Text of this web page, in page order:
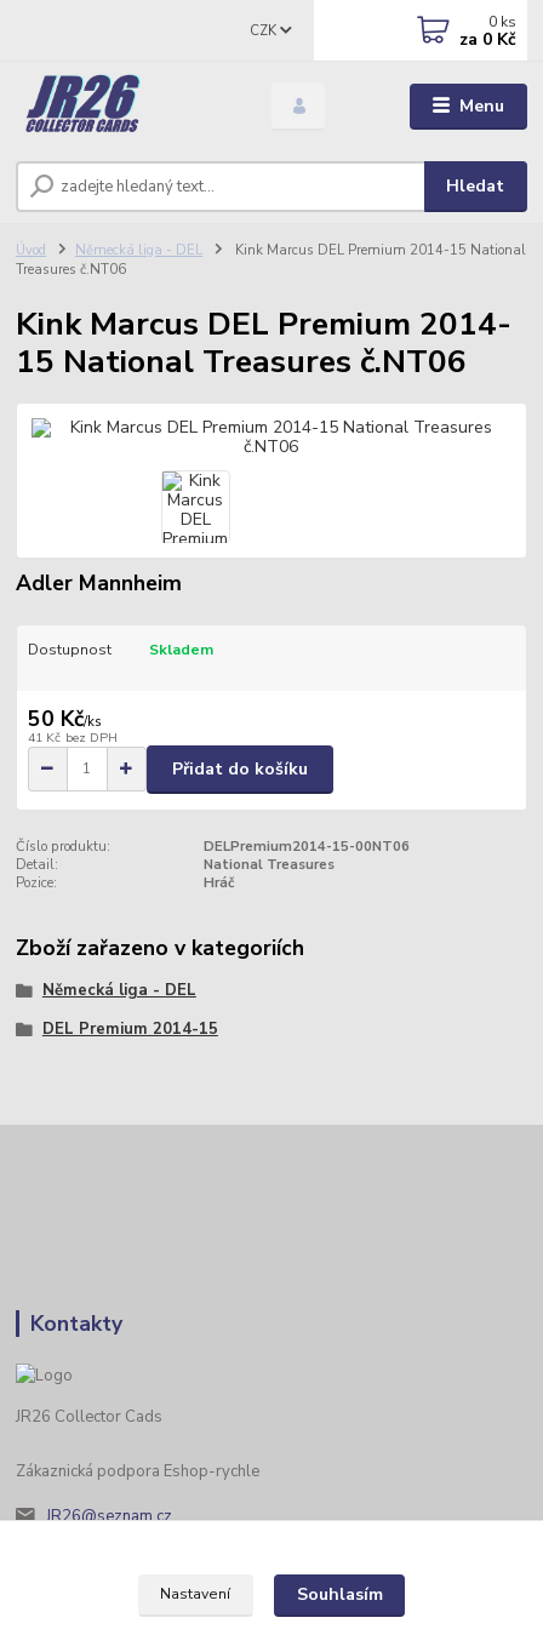
Menu
CZK
Hledat
0 ks
za 0 Kč
Úvod Německá liga - DEL
Kink Marcus DEL Premium 2014-15 National
Treasures č.NT06
Kink Marcus DEL Premium 2014-
15 National Treasures č.NT06
Adler Mannheim
Dostupnost Skladem
50 Kč/ks
41 Kč bez DPH
Přidat do košíku
Číslo produktu:
DELPremium2014-15-00NT06
Detail:
National Treasures
Pozice:
Hráč
Zboží zařazeno v kategoriích
Německá liga - DEL
DEL Premium 2014-15
Kontakty
JR26 Collector Cads
Zákaznická podpora Eshop-rychle
JR26@seznam.cz
Nastavení Souhlasím